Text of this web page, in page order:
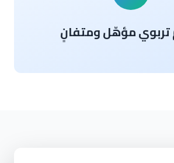
مؤهّل ومتفانٍ